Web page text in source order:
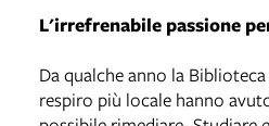
L'irrefrenabile passione
Da qualche anno la
respiro più locale hanno